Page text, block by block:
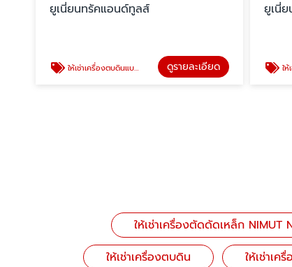
ยูเนี่ยนทรัคแอนด์ทูลส์
ให้เช่าเครื่องตบดินแบบกระโดด ดูรายละเอียด
ยูเนี่
ให้
ให้เช่าเครื่องตัดดัดเหล็ก NIMUT
ให้เช่าเครื่องตบดิน
ให้เช่าเ